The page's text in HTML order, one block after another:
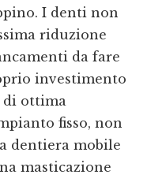
I denti non
riduzione
da fare
investimento
di ottima
fisso, non
dentiera mobile
masticazione